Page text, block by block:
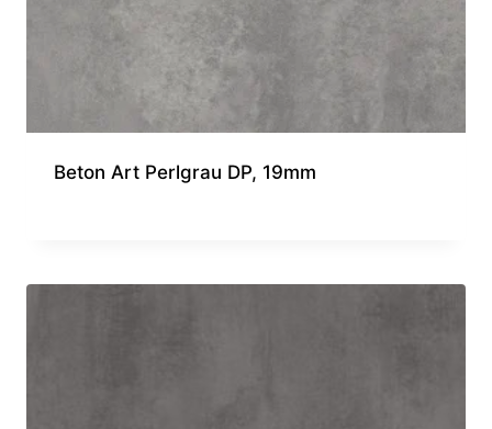
Beton Art Perlgrau DP, 19mm